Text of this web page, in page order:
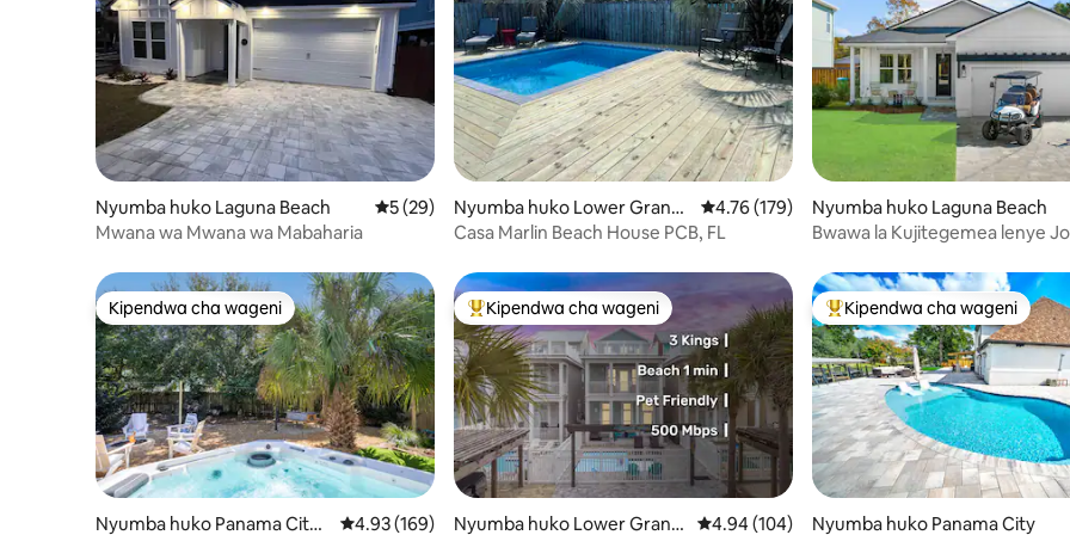
Nyumba huko Laguna Beach Ukadiriaji wa wastani wa 5 kati ya 5, tathmini 29
5 (29)
Mwana wa Mwana wa Mabaharia
Nyumba huko Lower Grand
Lagoon
Ukadiriaji wa wastani wa 4.76 kati ya 5,
4.76 (179)
Casa Marlin Beach House PCB, FL
Nyumba huko Laguna Beach
Bwawa la Kujitegemea lenye
Kipendwa cha wageni
Kipendwa cha wageni
Nyumba huko Panama City
Ukadiriaji wa wastani wa 4.93 kati ya 5, tathmini 169
4.93 (169)
Kipendwa maarufu cha wageni
Kipendwa cha wageni
Nyumba huko Lower Grand
Ukadiriaji wa wastani wa 4.94 kati ya 5,
4.94 (104)
Kipendwa maarufu cha wageni
Kipendwa cha wageni
Nyumba huko Panama City